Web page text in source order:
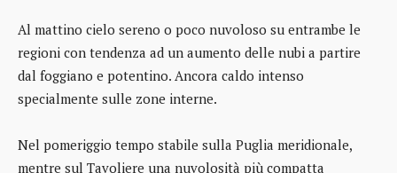
Al mattino cielo sereno o poco nuvoloso su entrambe le
regioni con tendenza ad un aumento delle nubi a partire
dal foggiano e potentino. Ancora caldo intenso
specialmente sulle zone interne.
Nel pomeriggio tempo stabile sulla Puglia meridionale,
mentre sul Tavoliere una nuvolosità più compatta